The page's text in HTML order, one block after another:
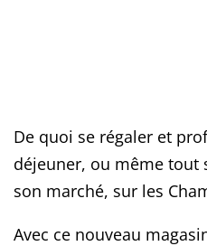
De quoi se régaler et
déjeuner, ou même tout
son marché, sur les
Avec ce nouveau